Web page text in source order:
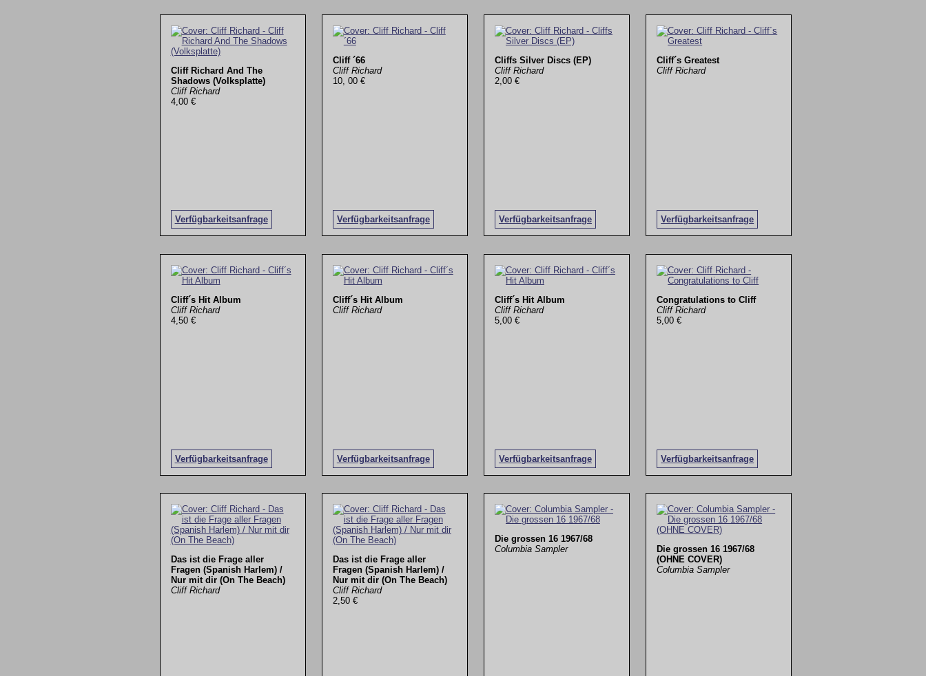
Cliff Richard And The
Shadows (Volksplatte)
Cliff Richard
4,00 €
Verfügbarkeitsanfrage
Cliff ´66
Cliff Richard
10, 00 €
Verfügbarkeitsanfrage
Cliffs Silver Discs (EP)
Cliff Richard
2,00 €
Verfügbarkeitsanfrage
Cliff´s Greatest
Cliff Richard
Verfügbarkeitsanfrage
Cliff´s Hit Album
Cliff Richard
4,50 €
Verfügbarkeitsanfrage
Cliff´s Hit Album
Cliff Richard
Verfügbarkeitsanfrage
Cliff´s Hit Album
Cliff Richard
5,00 €
Verfügbarkeitsanfrage
Congratulations to Cliff
Cliff Richard
5,00 €
Verfügbarkeitsanfrage
Das ist die Frage aller
Fragen (Spanish Harlem) /
Nur mit dir (On The Beach)
Cliff Richard
Das ist die Frage aller
Fragen (Spanish Harlem) /
Nur mit dir (On The Beach)
Cliff Richard
2,50 €
Die grossen 16 1967/68
Columbia Sampler
Die grossen 16 1967/68
(OHNE COVER)
Columbia Sampler